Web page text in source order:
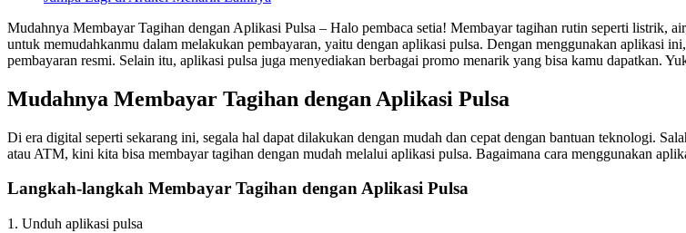
Mudahnya Membayar Tagihan dengan Aplikasi Pulsa – Halo pembaca setia! Membayar tagihan rutin seperti listrik,
untuk memudahkanmu dalam melakukan pembayaran, yaitu dengan aplikasi pulsa. Dengan menggunakan aplikasi
pembayaran resmi. Selain itu, aplikasi pulsa juga menyediakan berbagai promo menarik yang bisa kamu dapatkan.
Mudahnya Membayar Tagihan dengan Aplikasi Pulsa
Di era digital seperti sekarang ini, segala hal dapat dilakukan dengan mudah dan cepat dengan bantuan teknologi.
atau ATM, kini kita bisa membayar tagihan dengan mudah melalui aplikasi pulsa. Bagaimana cara menggunakan
Langkah-langkah Membayar Tagihan dengan Aplikasi Pulsa
1. Unduh aplikasi pulsa